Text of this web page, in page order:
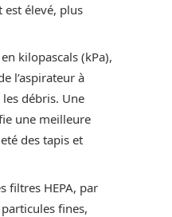
est élevé, plus
kilopascals (kPa),
l’aspirateur à
débris. Une
une meilleure
des tapis et
filtres HEPA, par
fines,